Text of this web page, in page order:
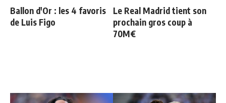
Ballon d'Or : les 4 favoris
de Luis Figo
Le Real Madrid tient son
prochain gros coup à
70M€